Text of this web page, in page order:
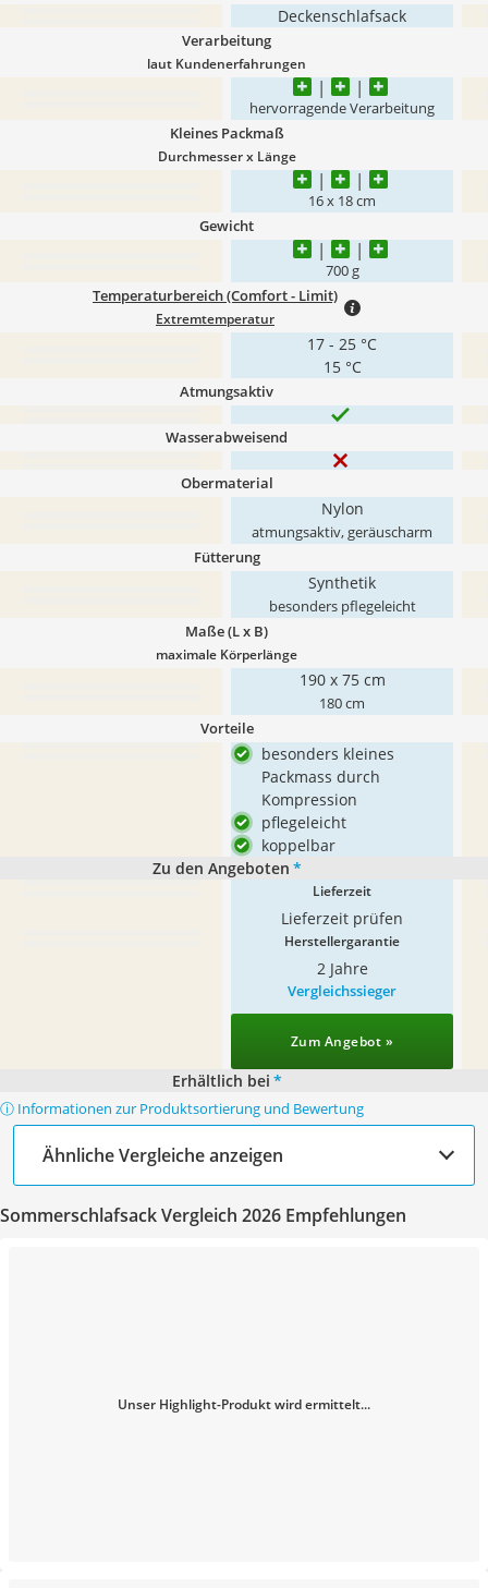
Deckenschlafsack
Verarbeitung
laut Kundenerfahrungen
hervorragende Verarbeitung
Kleines Packmaß
Durchmesser x Länge
16 x 18 cm
Gewicht
700 g
Temperaturbereich (Comfort - Limit)
Extremtemperatur
17 - 25 °C
15 °C
Atmungsaktiv
Wasserabweisend
Obermaterial
Nylon
atmungsaktiv, geräuscharm
Fütterung
Synthetik
besonders pflegeleicht
Maße (L x B)
maximale Körperlänge
190 x 75 cm
180 cm
Vorteile
besonders kleines
Packmass durch
Kompression
pflegeleicht
koppelbar
Zu den Angeboten *
Lieferzeit
Lieferzeit prüfen
Herstellergarantie
2 Jahre
Vergleichssieger
Zum Angebot »
Erhältlich bei *
ⓘ Informationen zur Produktsortierung und Bewertung
Ähnliche Vergleiche anzeigen
Sommerschlafsack Vergleich 2026 Empfehlungen
Unser Highlight-Produkt wird ermittelt...